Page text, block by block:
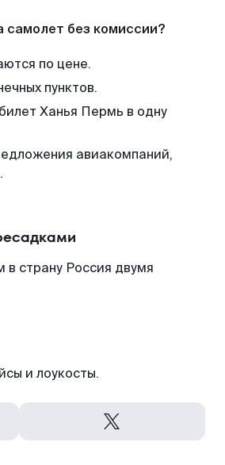
самолет без комиссии?
по цене.
пунктов.
Ханья Пермь в одну
авиакомпаний,
страну Россия двумя
и лоукосты.